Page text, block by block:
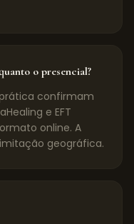
o presencial?
confirmam
e EFT
online. A
geográfica.